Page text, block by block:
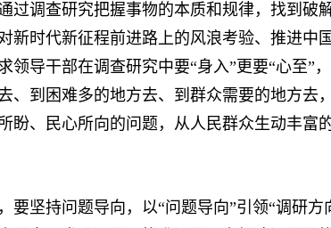
过调查研究把握事物的本质和规律，找到破
新时代新征程前进路上的风浪考验、推进中
领导干部在调查研究中要“身入”更要“心至”
、到困难多的地方去、到群众需要的地方去
盼、民心所向的问题，从人民群众生动丰富
坚持问题导向，以“问题导向”引领“调研方